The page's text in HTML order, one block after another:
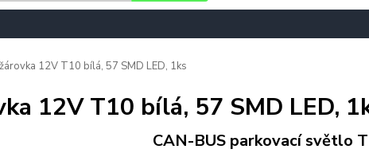
12V T10 bílá, 57 SMD LED, 1ks
12V T10 bílá, 57 SMD LED,
CAN-BUS parkovací světlo